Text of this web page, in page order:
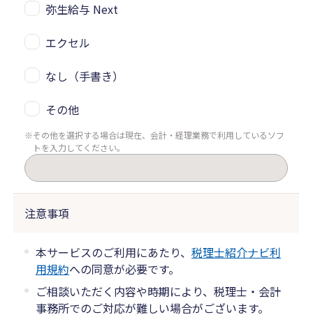
弥生給与 Next
エクセル
なし（手書き）
その他
その他を選択する場合は現在、会計・経理業務で利用しているソフ
トを入力してください。
注意事項
本サービスのご利用にあたり、税理士紹介ナビ利
用規約への同意が必要です。
ご相談いただく内容や時期により、税理士・会計
事務所でのご対応が難しい場合がございます。